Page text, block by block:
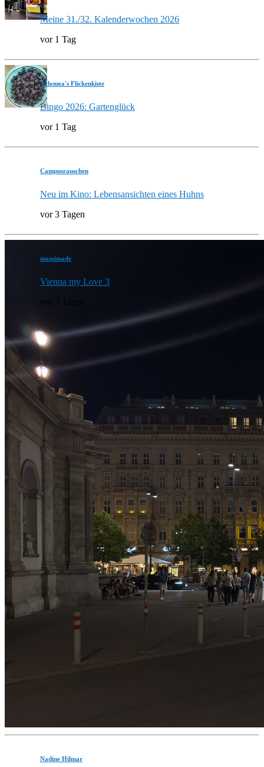
Meine 31./32. Kalenderwochen 2026
vor 1 Tag
Valomea's Flickenkiste
Bingo 2026: Gartenglück
vor 1 Tag
Campusrauschen
Neu im Kino: Lebensansichten eines Huhns
vor 3 Tagen
mamimade
Vienna my Love 3
vor 3 Tagen
Nadine Hilmar